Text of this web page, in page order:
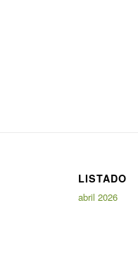
LISTADO
abril 2026